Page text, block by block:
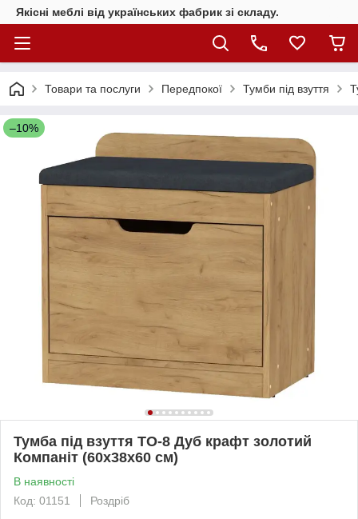
Якісні меблі від українських фабрик зі складу.
Товари та послуги Передпокої Тумби під взуття
–10%
Тумба під взуття ТО-8 Дуб крафт золотий
Компаніт (60х38х60 см)
В наявності
Код: 01151
Роздріб